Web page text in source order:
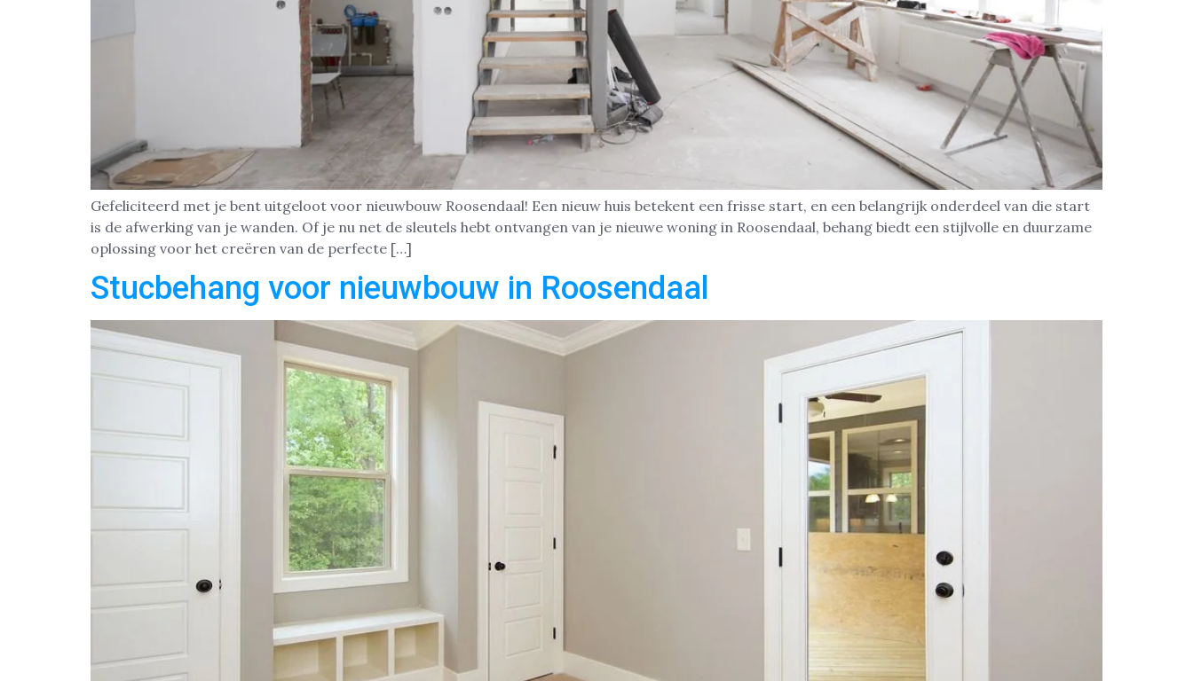
Gefeliciteerd met je bent uitgeloot voor nieuwbouw Roosendaal! Een nieuw huis betekent een frisse start, en een belangrijk onderdeel van die start
is de afwerking van je wanden. Of je nu net de sleutels hebt ontvangen van je nieuwe woning in Roosendaal, behang biedt een stijlvolle en duurzame
oplossing voor het creëren van de perfecte […]
Stucbehang voor nieuwbouw in Roosendaal